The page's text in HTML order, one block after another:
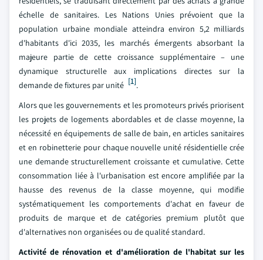
échelle de sanitaires. Les Nations Unies prévoient que la
population urbaine mondiale atteindra environ 5,2 milliards
d'habitants d'ici 2035, les marchés émergents absorbant la
majeure partie de cette croissance supplémentaire – une
dynamique structurelle aux implications directes sur la
demande de fixtures par unité [1].
Alors que les gouvernements et les promoteurs privés priorisent
les projets de logements abordables et de classe moyenne, la
nécessité en équipements de salle de bain, en articles sanitaires
et en robinetterie pour chaque nouvelle unité résidentielle crée
une demande structurellement croissante et cumulative. Cette
consommation liée à l'urbanisation est encore amplifiée par la
hausse des revenus de la classe moyenne, qui modifie
systématiquement les comportements d'achat en faveur de
produits de marque et de catégories premium plutôt que
d'alternatives non organisées ou de qualité standard.
Activité de rénovation et d'amélioration de l'habitat sur les